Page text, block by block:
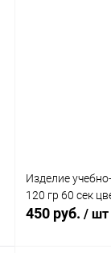
Изделие
120 гр 60 сек
450 руб. / шт